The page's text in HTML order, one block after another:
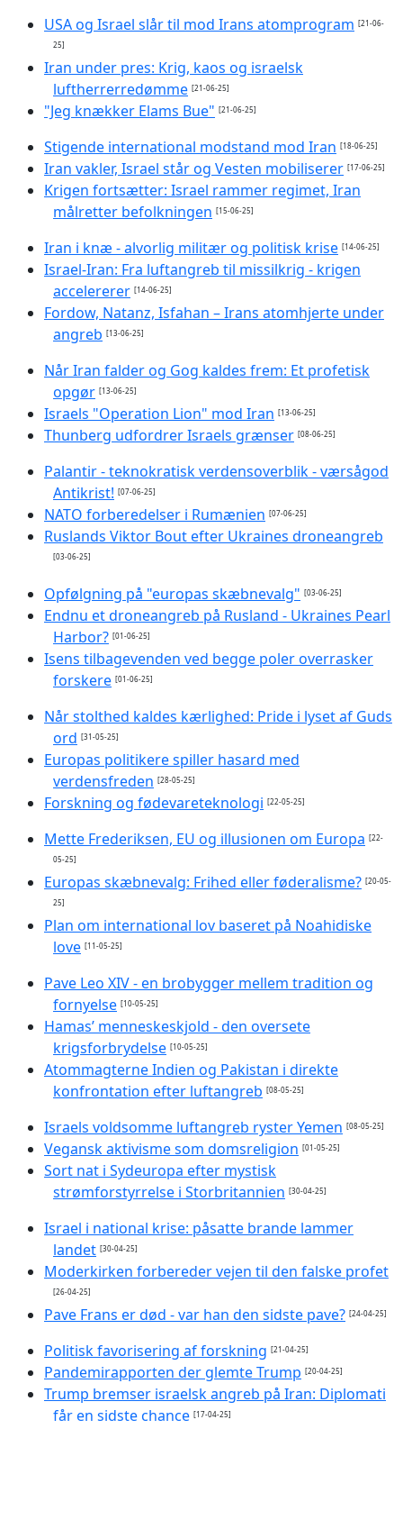
USA og Israel slår til mod Irans atomprogram [21-06-
25]
Iran under pres: Krig, kaos og israelsk
luftherrerredømme [21-06-25]
"Jeg knækker Elams Bue" [21-06-25]
Stigende international modstand mod Iran [18-06-25]
Iran vakler, Israel står og Vesten mobiliserer [17-06-25]
Krigen fortsætter: Israel rammer regimet, Iran
målretter befolkningen [15-06-25]
Iran i knæ - alvorlig militær og politisk krise [14-06-25]
Israel-Iran: Fra luftangreb til missilkrig - krigen
accelererer [14-06-25]
Fordow, Natanz, Isfahan – Irans atomhjerte under
angreb [13-06-25]
Når Iran falder og Gog kaldes frem: Et profetisk
opgør [13-06-25]
Israels "Operation Lion" mod Iran [13-06-25]
Thunberg udfordrer Israels grænser [08-06-25]
Palantir - teknokratisk verdensoverblik - værsågod
Antikrist! [07-06-25]
NATO forberedelser i Rumænien [07-06-25]
Ruslands Viktor Bout efter Ukraines droneangreb
[03-06-25]
Opfølgning på "europas skæbnevalg" [03-06-25]
Endnu et droneangreb på Rusland - Ukraines Pearl
Harbor? [01-06-25]
Isens tilbagevenden ved begge poler overrasker
forskere [01-06-25]
Når stolthed kaldes kærlighed: Pride i lyset af Guds
ord [31-05-25]
Europas politikere spiller hasard med
verdensfreden [28-05-25]
Forskning og fødevareteknologi [22-05-25]
Mette Frederiksen, EU og illusionen om Europa [22-
05-25]
Europas skæbnevalg: Frihed eller føderalisme? [20-05-
25]
Plan om international lov baseret på Noahidiske
love [11-05-25]
Pave Leo XIV - en brobygger mellem tradition og
fornyelse [10-05-25]
Hamas’ menneskeskjold - den oversete
krigsforbrydelse [10-05-25]
Atommagterne Indien og Pakistan i direkte
konfrontation efter luftangreb [08-05-25]
Israels voldsomme luftangreb ryster Yemen [08-05-25]
Vegansk aktivisme som domsreligion [01-05-25]
Sort nat i Sydeuropa efter mystisk
strømforstyrrelse i Storbritannien [30-04-25]
Israel i national krise: påsatte brande lammer
landet [30-04-25]
Moderkirken forbereder vejen til den falske profet
[26-04-25]
Pave Frans er død - var han den sidste pave? [24-04-25]
Politisk favorisering af forskning [21-04-25]
Pandemirapporten der glemte Trump [20-04-25]
Trump bremser israelsk angreb på Iran: Diplomati
får en sidste chance [17-04-25]